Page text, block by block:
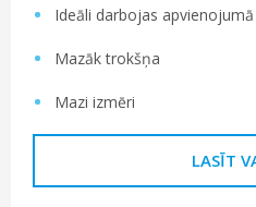
Ideāli darbojas
Mazāk trokšņa
Mazi izmēri
LASĪT